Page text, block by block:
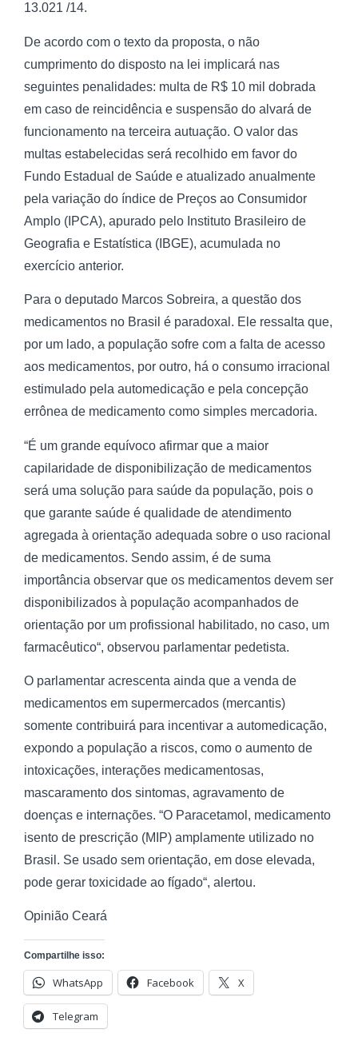
13.021 /14.
De acordo com o texto da proposta, o não
cumprimento do disposto na lei implicará nas
seguintes penalidades: multa de R$ 10 mil dobrada
em caso de reincidência e suspensão do alvará de
funcionamento na terceira autuação. O valor das
multas estabelecidas será recolhido em favor do
Fundo Estadual de Saúde e atualizado anualmente
pela variação do índice de Preços ao Consumidor
Amplo (IPCA), apurado pelo Instituto Brasileiro de
Geografia e Estatística (IBGE), acumulada no
exercício anterior.
Para o deputado Marcos Sobreira, a questão dos
medicamentos no Brasil é paradoxal. Ele ressalta que,
por um lado, a população sofre com a falta de acesso
aos medicamentos, por outro, há o consumo irracional
estimulado pela automedicação e pela concepção
errônea de medicamento como simples mercadoria.
“É um grande equívoco afirmar que a maior
capilaridade de disponibilização de medicamentos
será uma solução para saúde da população, pois o
que garante saúde é qualidade de atendimento
agregada à orientação adequada sobre o uso racional
de medicamentos. Sendo assim, é de suma
importância observar que os medicamentos devem ser
disponibilizados à população acompanhados de
orientação por um profissional habilitado, no caso, um
farmacêutico“, observou parlamentar pedetista.
O parlamentar acrescenta ainda que a venda de
medicamentos em supermercados (mercantis)
somente contribuirá para incentivar a automedicação,
expondo a população a riscos, como o aumento de
intoxicações, interações medicamentosas,
mascaramento dos sintomas, agravamento de
doenças e internações. “O Paracetamol, medicamento
isento de prescrição (MIP) amplamente utilizado no
Brasil. Se usado sem orientação, em dose elevada,
pode gerar toxicidade ao fígado“, alertou.
Opinião Ceará
Compartilhe isso:
WhatsApp Facebook X
Telegram